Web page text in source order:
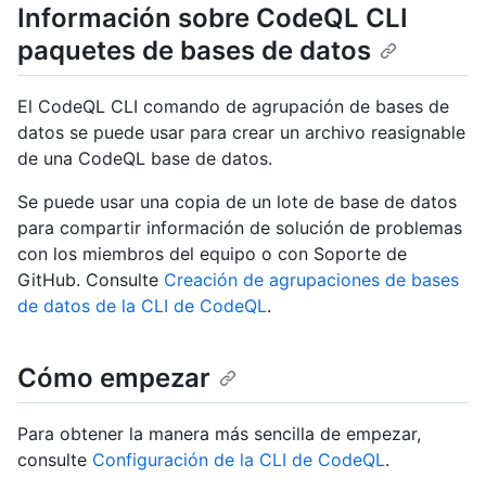
Información sobre CodeQL CLI
paquetes de bases de datos
El CodeQL CLI comando de agrupación de bases de
datos se puede usar para crear un archivo reasignable
de una CodeQL base de datos.
Se puede usar una copia de un lote de base de datos
para compartir información de solución de problemas
con los miembros del equipo o con Soporte de
GitHub. Consulte Creación de agrupaciones de bases
de datos de la CLI de CodeQL.
Cómo empezar
Para obtener la manera más sencilla de empezar,
consulte Configuración de la CLI de CodeQL.